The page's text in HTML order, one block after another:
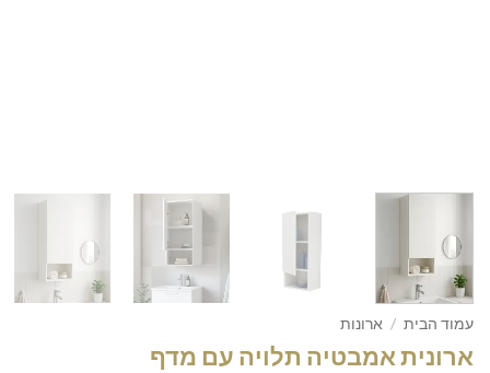
עמוד הבית / ארונות
ארונית אמבטיה תלויה עם מדף